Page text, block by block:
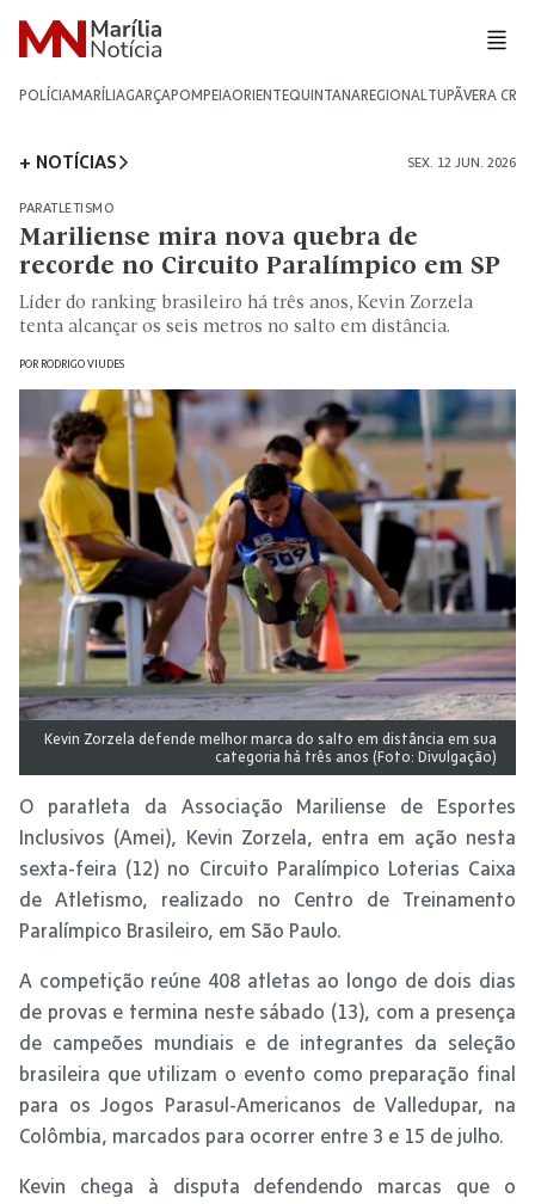
POLÍCIAMARÍLIAGARÇAPOMPEIAORIENTEQUINTANAREGIONALTUPÃVERA CRUZ
+ NOTÍCIAS SEX. 12 JUN. 2026
PARATLETISMO
Mariliense mira nova quebra de
recorde no Circuito Paralímpico em SP
Líder do ranking brasileiro há três anos, Kevin Zorzela
tenta alcançar os seis metros no salto em distância.
POR RODRIGO VIUDES
Kevin Zorzela defende melhor marca do salto em distância em sua
categoria há três anos (Foto: Divulgação)
O paratleta da Associação Mariliense de Esportes
Inclusivos (Amei), Kevin Zorzela, entra em ação nesta
sexta-feira (12) no Circuito Paralímpico Loterias Caixa
de Atletismo, realizado no Centro de Treinamento
Paralímpico Brasileiro, em São Paulo.
A competição reúne 408 atletas ao longo de dois dias
de provas e termina neste sábado (13), com a presença
de campeões mundiais e de integrantes da seleção
brasileira que utilizam o evento como preparação final
para os Jogos Parasul-Americanos de Valledupar, na
Colômbia, marcados para ocorrer entre 3 e 15 de julho.
Kevin chega à disputa defendendo marcas que o